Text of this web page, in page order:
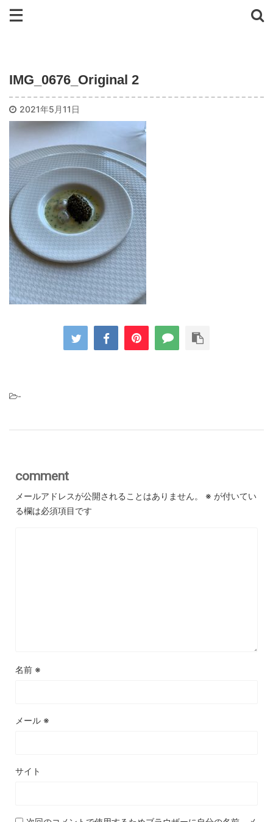
IMG_0676_Original 2
2021年5月11日
-
comment
メールアドレスが公開されることはありません。 ※ が付いてい
る欄は必須項目です
名前 ※
メール ※
サイト